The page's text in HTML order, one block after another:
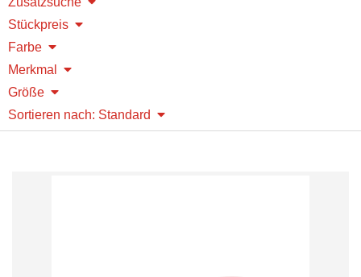
Stückpreis
Farbe
Merkmal
Größe
Sortieren nach: Standard